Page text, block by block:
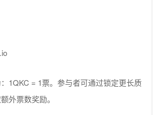
1QKC = 1票。参与者可通过锁定更长质
外票数奖励。